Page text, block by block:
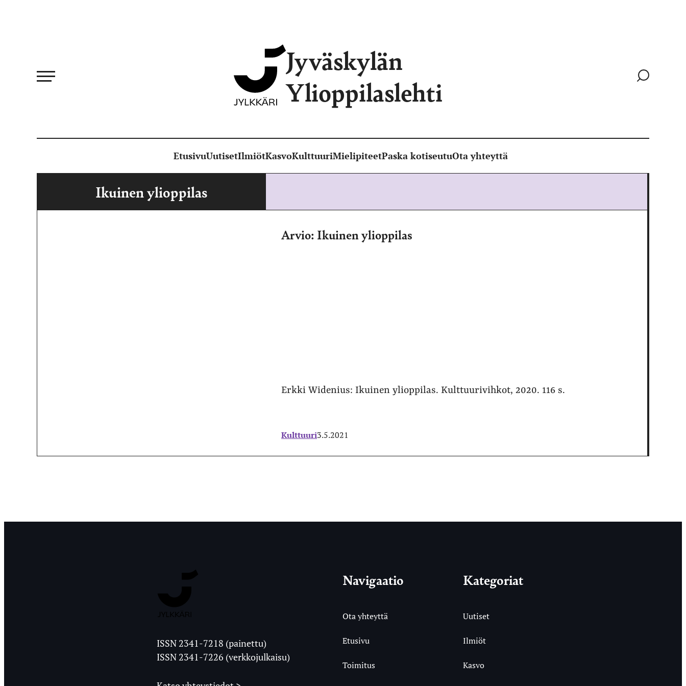
Jyväskylän
Ylioppilaslehti
Siirry
EtusivuUutisetIlmiötKasvoKulttuuriMielipiteetPaska kotiseutuOta yhteyttä
Ikuinen ylioppilas
Arvio: Ikuinen ylioppilas
Erkki Widenius: Ikuinen ylioppilas. Kulttuurivihkot, 2020. 116 s.
Kulttuuri3.5.2021
Ylioppilaslehti
ISSN 2341-7218 (painettu)
ISSN 2341-7226 (verkkojulkaisu)
Navigaatio
Ota yhteyttä
Etusivu
Toimitus
Kategoriat
Uutiset
Ilmiöt
Kasvo